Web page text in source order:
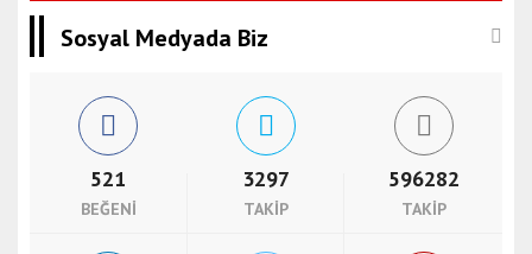
Sosyal Medyada Biz
521
BEĞENI
3297
TAKIP
596282
TAKIP